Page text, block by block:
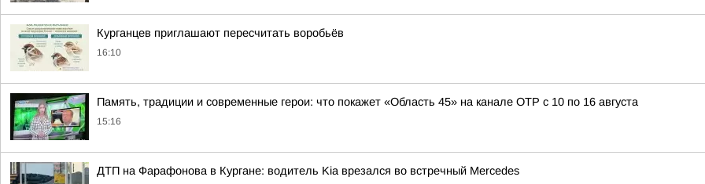
Курганцев приглашают пересчитать воробьёв
16:10
Память, традиции и современные герои: что покажет «Область 45» на канале ОТР с 10 по 16 августа
15:16
ДТП на Фарафонова в Кургане: водитель Kia врезался во встречный Mercedes